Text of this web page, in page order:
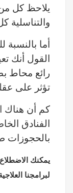
يلاحظ كل
أما بالنسبة
القول أنك
رائع محاط
تؤثر على
كم أن هناك
الفنادق
بالحجوزات
يمكنك
لبرامجنا